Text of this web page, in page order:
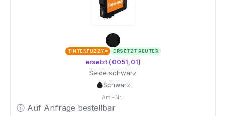
TINTENFUZZY® ERSETZT REUTER
ersetzt (0051,01)
Seide schwarz
Schwarz
Art.-Nr.:
ⓘ Auf Anfrage bestellbar